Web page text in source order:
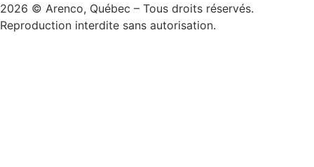
2026 © Arenco, Québec – Tous droits réservés.
Reproduction interdite sans autorisation.